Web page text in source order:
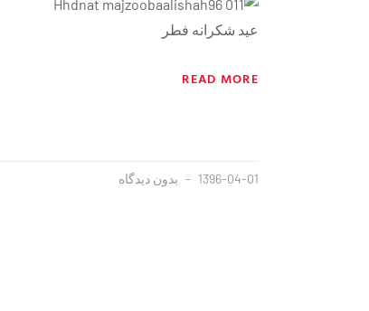
عید شکرانه فطر
READ MORE
1396-04-01 بدون دیدگاه